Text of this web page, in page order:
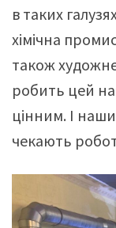
в таких
хімічна
також
робить цей
цінним. І
чекають